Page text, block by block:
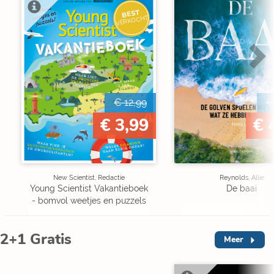
BEST
VERKOCHT
€ 12,99
€ 3,99
New Scientist, Redactie
Young Scientist Vakantieboek
- bomvol weetjes en puzzels
€
€
Reynolds, Allie
De baai
2+1 Gratis Meer